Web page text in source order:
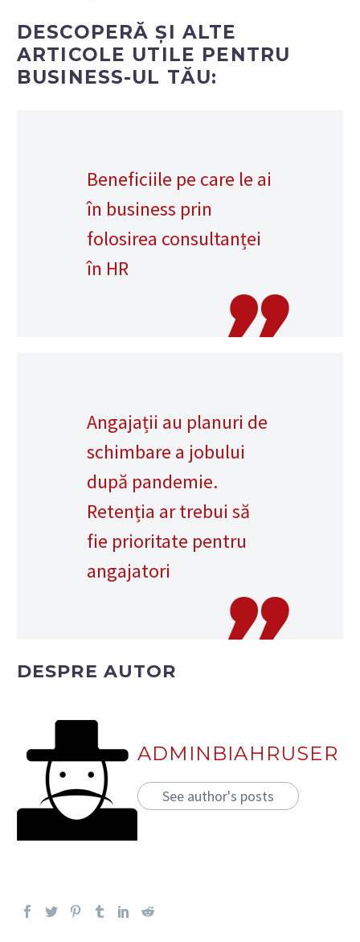
DESCOPERĂ ȘI ALTE
ARTICOLE UTILE PENTRU
BUSINESS-UL TĂU:
Beneficiile pe care le ai
în business prin
folosirea consultanței
în HR
Angajații au planuri de
schimbare a jobului
după pandemie.
Retenția ar trebui să
fie prioritate pentru
angajatori
DESPRE AUTOR
ADMINBIAHRUSER
See author's posts